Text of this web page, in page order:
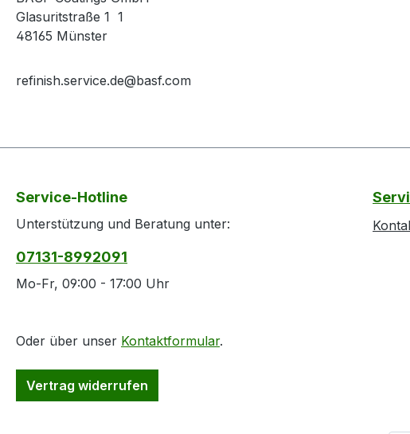
Glasuritstraße 1 1
48165 Münster
refinish.service.de@basf.com
Service-Hotline
Unterstützung und Beratung unter:
07131-8992091
Mo-Fr, 09:00 - 17:00 Uhr
Oder über unser Kontaktformular.
Vertrag widerrufen